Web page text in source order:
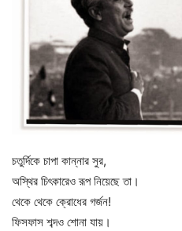
চতুর্দিকে চাপা কান্নার সুর,
অস্থির চিৎকারেও রূপ নিয়েছে তা।
থেকে থেকে ক্রোধের গর্জন!
ফিসফাস শব্দও শোনা যায়।